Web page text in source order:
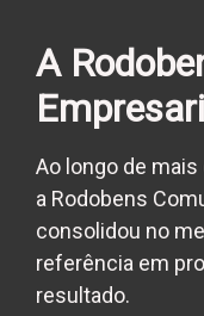
A
Ao longo de
a Rodobens
consolidou no
referência em
resultado.